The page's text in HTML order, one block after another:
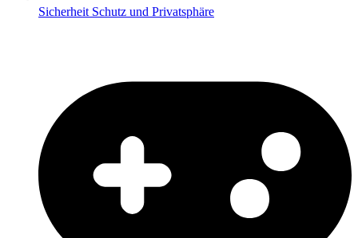
Sicherheit Schutz und Privatsphäre